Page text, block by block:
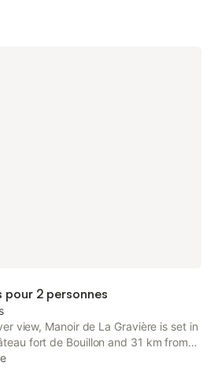
pour 2 personnes
view, Manoir de La Gravière is set in
fort de Bouillon and 31 km from
property offers access to a terrace,
WiFi.